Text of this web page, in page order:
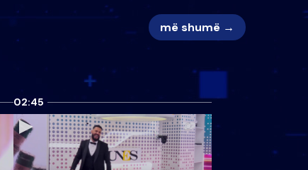
më shumë →
02:45